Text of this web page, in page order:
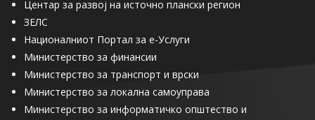
Центар за развој на источно плански регион
ЗЕЛС
Националниот Портал за е-Услуги
Министерство за финансии
Министерство за транспорт и врски
Министерство за локална самоуправа
Министерство за информатичко општество и